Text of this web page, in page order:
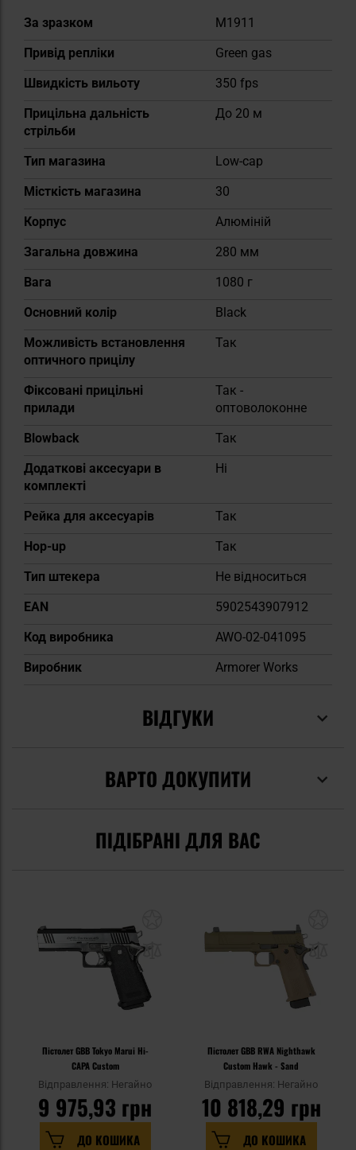
Докладніше
За зразком
M1911
Привід репліки
Green gas
Швидкість вильоту
350 fps
Прицільна дальність
стрільби
До 20 м
Тип магазина
Low-cap
Місткість магазина
30
Корпус
Алюміній
Загальна довжина
280 мм
Вага
1080 г
Основний колір
Black
Можливість встановлення
оптичного прицілу
Так
Фіксовані прицільні
прилади
Так -
оптоволоконне
Blowback
Так
Додаткові аксесуари в
комплекті
Ні
Рейка для аксесуарів
Так
Hop-up
Так
Тип штекера
Не відноситься
EAN
5902543907912
Код виробника
AWO-02-041095
Виробник
Armorer Works
ВІДГУКИ
ВАРТО ДОКУПИТИ
ПІДІБРАНІ ДЛЯ ВАС
Пістолет GBB Tokyo Marui Hi-
CAPA Custom
Відправлення: Негайно
9 975,93 грн
ДО КОШИКА
Пістолет GBB RWA Nighthawk
Custom Hawk - Sand
Відправлення: Негайно
10 818,29 грн
ДО КОШИКА